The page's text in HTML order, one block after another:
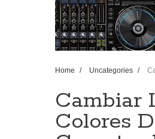
Home / Uncategories /
Cambiar
Colores